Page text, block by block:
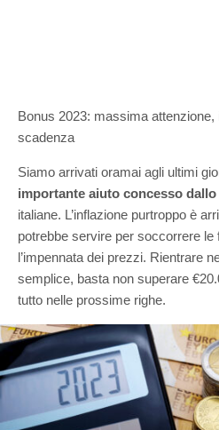
Bonus 2023: massima
scadenza
Siamo arrivati oramai agli ultimi
importante aiuto concesso
italiane. L’inflazione purtroppo è
potrebbe servire per soccorrere le
l’impennata dei prezzi. Rientrare
semplice, basta non superare
tutto nelle prossime righe.